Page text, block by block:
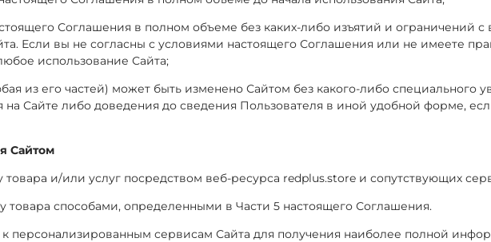
Соглашения в полном объеме без каких-либо изъятий и ограничений
Если вы не согласны с условиями настоящего Соглашения или не имеете
использование Сайта;
из его частей) может быть изменено Сайтом без какого-либо специального
Сайте либо доведения до сведения Пользователя в иной удобной форме,
Сайтом
товара и/или услуг посредством веб-ресурса redplus.store и сопутствующих
товара способами, определенными в Части 5 настоящего Соглашения.
к персонализированным сервисам Сайта для получения наиболее полной